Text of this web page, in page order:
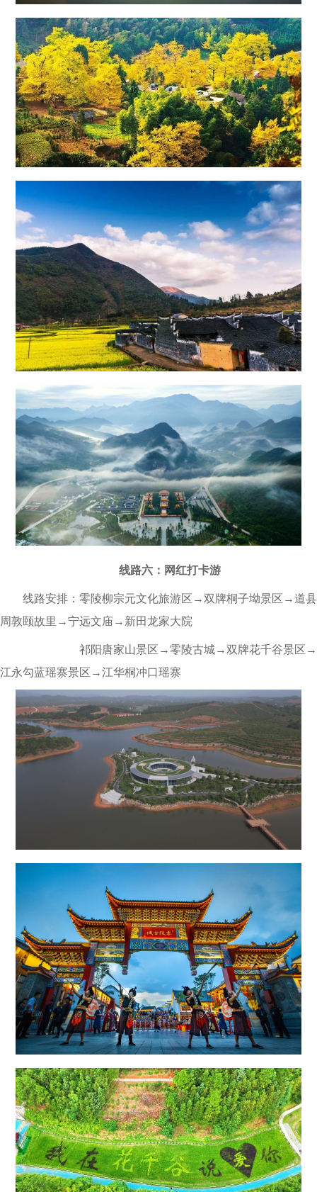
线路六：网红打卡游
线路安排：零陵柳宗元文化旅游区→双牌桐子坳景区→道县
周敦颐故里→宁远文庙→新田龙家大院
祁阳唐家山景区→零陵古城→双牌花千谷景区→
江永勾蓝瑶寨景区→江华桐冲口瑶寨